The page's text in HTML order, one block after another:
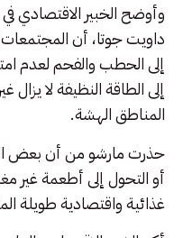
وأوضح الخبير الاقتصادي
داويت جوتا، أن المجتمعات
إلى الحطب والفحم لعدم
إلى الطاقة النظيفة لا
المناطق الهشة.
حذرت مارشو من أن بعض
أو التحول إلى أطعمة غير
غذائية واقتصادية طويلة